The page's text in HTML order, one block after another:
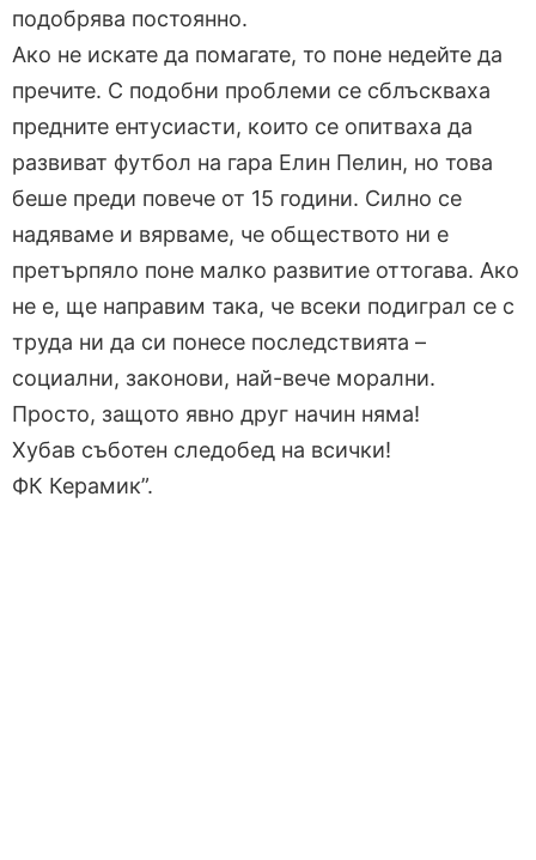
подобрява постоянно.
Ако не искате да помагате, то поне недейте да
пречите. С подобни проблеми се сблъскваха
предните ентусиасти, които се опитваха да
развиват футбол на гара Елин Пелин, но това
беше преди повече от 15 години. Силно се
надяваме и вярваме, че обществото ни е
претърпяло поне малко развитие оттогава. Ако
не е, ще направим така, че всеки подиграл се с
труда ни да си понесе последствията –
социални, законови, най-вече морални.
Просто, защото явно друг начин няма!
Хубав съботен следобед на всички!
ФК Керамик”.